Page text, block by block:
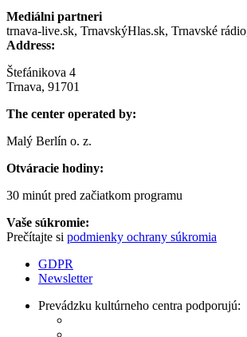
Mediálni partneri
trnava-live.sk, TrnavskýHlas.sk, Trnavské
Address:
Štefánikova 4
Trnava, 91701
The center operated by:
Malý Berlín o. z.
Otváracie hodiny:
30 minút pred začiatkom programu
Vaše súkromie:
Prečítajte si podmienky ochrany súkromia
GDPR
Newsletter
Prevádzku kultúrneho centra podporujú: